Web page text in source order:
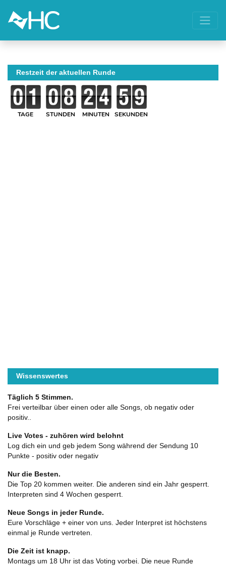
Restzeit der aktuellen Runde
TAGE STUNDEN MINUTEN SEKUNDEN
Wissenswertes
Täglich 5 Stimmen.
Frei verteilbar über einen oder alle Songs, ob negativ oder
positiv..
Live Votes - zuhören wird belohnt
Log dich ein und geb jedem Song während der Sendung 10
Punkte - positiv oder negativ
Nur die Besten.
Die Top 20 kommen weiter. Die anderen sind ein Jahr gesperrt.
Interpreten sind 4 Wochen gesperrt.
Neue Songs in jeder Runde.
Eure Vorschläge + einer von uns. Jeder Interpret ist höchstens
einmal je Runde vertreten.
Die Zeit ist knapp.
Montags um 18 Uhr ist das Voting vorbei. Die neue Runde